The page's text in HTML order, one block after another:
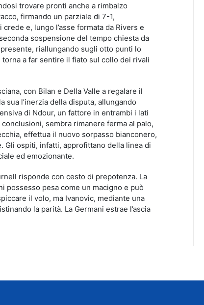
trovare pronti anche a rimbalzo
firmando un parziale di 7-1,
e, lungo l’asse formata da Rivers e
sospensione del tempo chiesta da
riallungando sugli otto punti lo
a far sentire il fiato sul collo dei rivali
con Bilan e Della Valle a regalare il
sua l’inerzia della disputa, allungando
di Ndour, un fattore in entrambi i lati
sembra rimanere ferma al palo,
effettua il nuovo sorpasso bianconero,
Gli ospiti, infatti, approfittano della linea di
ed emozionante.
risponde con cesto di prepotenza. La
possesso pesa come un macigno e può
il volo, ma Ivanovic, mediante una
la parità. La Germani estrae l’ascia